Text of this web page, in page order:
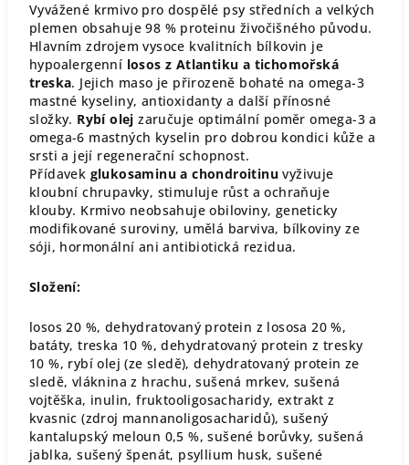
Vyvážené krmivo pro dospělé psy středních a velkých
plemen obsahuje 98 % proteinu živočišného původu.
Hlavním zdrojem vysoce kvalitních bílkovin je
hypoalergenní losos z Atlantiku a tichomořská
treska. Jejich maso je přirozeně bohaté na omega-3
mastné kyseliny, antioxidanty a další přínosné
složky. Rybí olej zaručuje optimální poměr omega-3 a
omega-6 mastných kyselin pro dobrou kondici kůže a
srsti a její regenerační schopnost.
Přídavek glukosaminu a chondroitinu vyživuje
kloubní chrupavky, stimuluje růst a ochraňuje
klouby. Krmivo neobsahuje obiloviny, geneticky
modifikované suroviny, umělá barviva, bílkoviny ze
sóji, hormonální ani antibiotická rezidua.
Složení:
losos 20 %, dehydratovaný protein z lososa 20 %,
batáty, treska 10 %, dehydratovaný protein z tresky
10 %, rybí olej (ze sledě), dehydratovaný protein ze
sledě, vláknina z hrachu, sušená mrkev, sušená
vojtěška, inulin, fruktooligosacharidy, extrakt z
kvasnic (zdroj mannanoligosacharidů), sušený
kantalupský meloun 0,5 %, sušené borůvky, sušená
jablka, sušený špenát, psyllium husk, sušené